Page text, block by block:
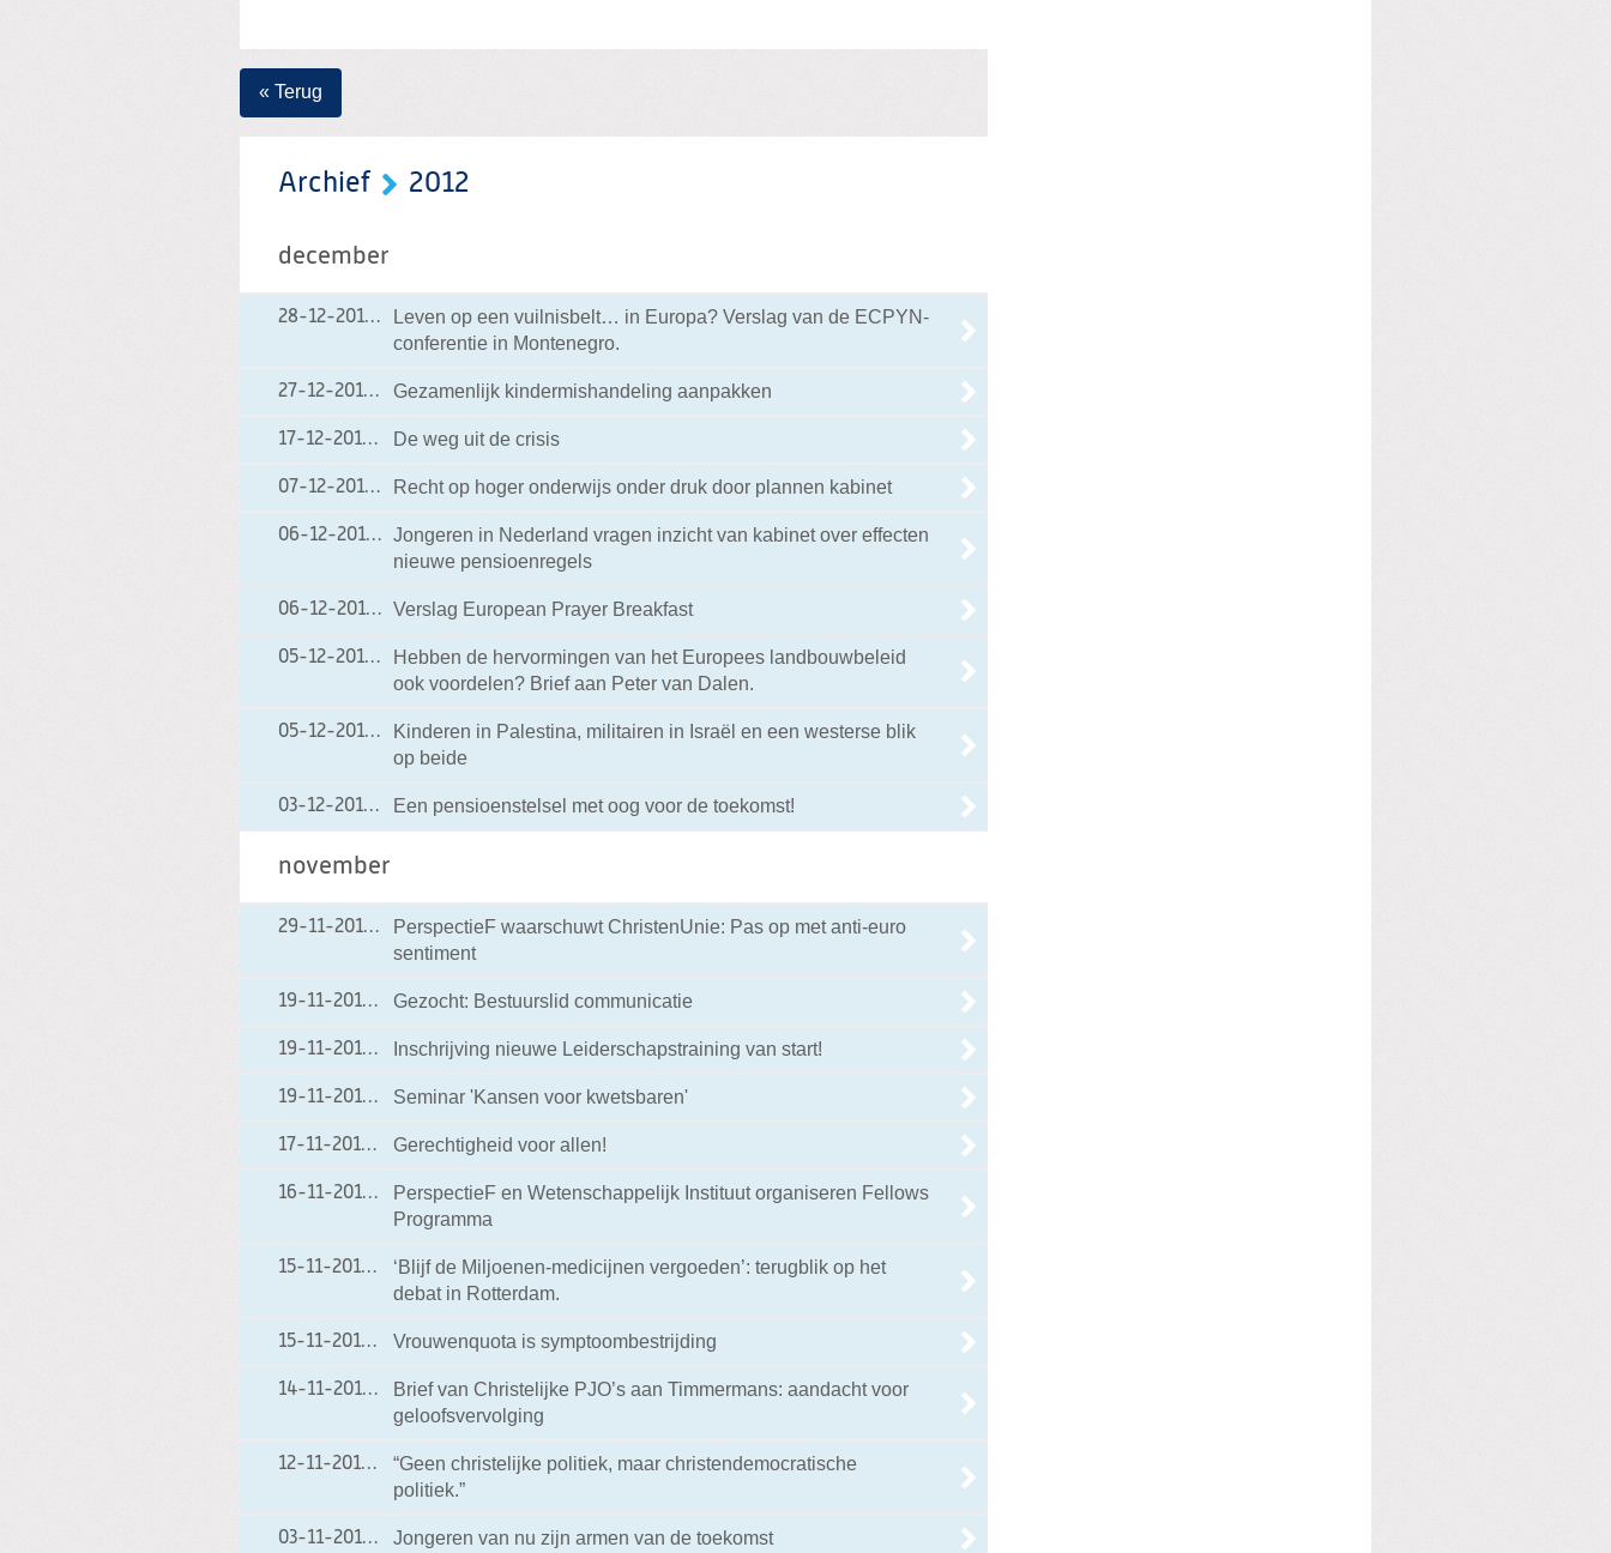
« Terug
Archief 2012
december
28-12-201228-12-2012 20:40
Leven op een vuilnisbelt… in Europa? Verslag van de ECPYN-
conferentie in Montenegro.
27-12-201227-12-2012 18:17
Gezamenlijk kindermishandeling aanpakken
17-12-201217-12-2012 18:02
De weg uit de crisis
07-12-201207-12-2012 19:57
Recht op hoger onderwijs onder druk door plannen kabinet
06-12-201206-12-2012 19:07
Jongeren in Nederland vragen inzicht van kabinet over effecten
nieuwe pensioenregels
06-12-201206-12-2012 19:06
Verslag European Prayer Breakfast
05-12-201205-12-2012 17:11
Hebben de hervormingen van het Europees landbouwbeleid
ook voordelen? Brief aan Peter van Dalen.
05-12-201205-12-2012 17:05
Kinderen in Palestina, militairen in Israël en een westerse blik
op beide
03-12-201203-12-2012 06:50
Een pensioenstelsel met oog voor de toekomst!
november
29-11-201229-11-2012 13:58
PerspectieF waarschuwt ChristenUnie: Pas op met anti-euro
sentiment
19-11-201219-11-2012 19:42
Gezocht: Bestuurslid communicatie
19-11-201219-11-2012 19:30
Inschrijving nieuwe Leiderschapstraining van start!
19-11-201219-11-2012 18:50
Seminar 'Kansen voor kwetsbaren'
17-11-201217-11-2012 18:12
Gerechtigheid voor allen!
16-11-201216-11-2012 20:20
PerspectieF en Wetenschappelijk Instituut organiseren Fellows
Programma
15-11-201215-11-2012 19:18
‘Blijf de Miljoenen-medicijnen vergoeden’: terugblik op het
debat in Rotterdam.
15-11-201215-11-2012 19:16
Vrouwenquota is symptoombestrijding
14-11-201214-11-2012 19:00
Brief van Christelijke PJO’s aan Timmermans: aandacht voor
geloofsvervolging
12-11-201212-11-2012 18:40
“Geen christelijke politiek, maar christendemocratische
politiek.”
03-11-201203-11-2012 18:37
Jongeren van nu zijn armen van de toekomst